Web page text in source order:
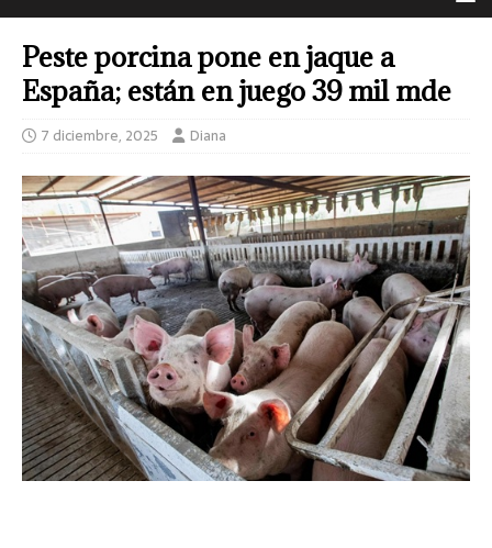
Peste porcina pone en jaque a
España; están en juego 39 mil mde
7 diciembre, 2025 Diana